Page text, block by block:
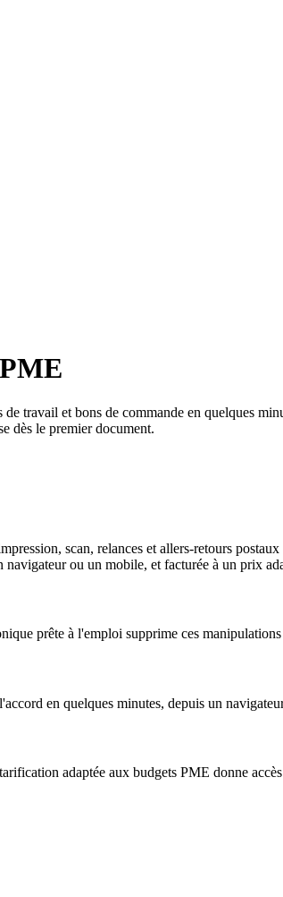
travail et bons de commande en quelques
dès le premier document.
scan, relances et allers-retours
ou un mobile, et facturée à un prix
prête à l'emploi supprime ces
en quelques minutes, depuis un
adaptée aux budgets PME donne